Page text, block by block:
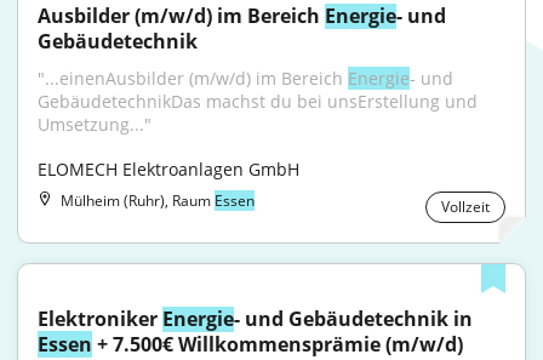
Ausbilder (m/w/d) im Bereich Energie- und
Gebäudetechnik
"...einenAusbilder (m/w/d) im Bereich Energie- und
GebäudetechnikDas machst du bei unsErstellung und
Umsetzung..."
ELOMECH Elektroanlagen GmbH
Mülheim (Ruhr), Raum Essen Vollzeit
Elektroniker Energie
Essen + 7.500€ Willkommensprämie (m/w/d)